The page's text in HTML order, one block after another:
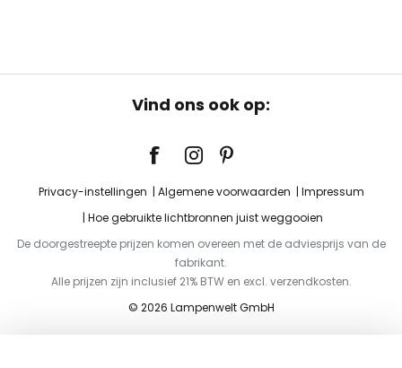
Vind ons ook op:
Privacy-instellingen Algemene voorwaarden
Impressum
Hoe gebruikte lichtbronnen juist weggooien
De doorgestreepte prijzen komen overeen met de adviesprijs van de
fabrikant.
Alle prijzen zijn inclusief 21% BTW en excl. verzendkosten.
© 2026 Lampenwelt GmbH